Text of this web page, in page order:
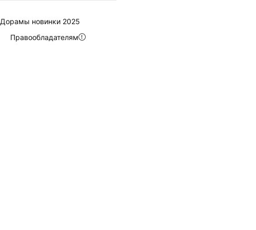
Дорамы новинки 2025
Правообладателям